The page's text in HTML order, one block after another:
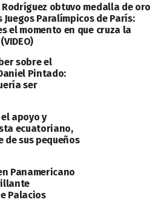
Rodríguez obtuvo medalla de oro
Juegos Paralímpicos de París:
el momento en que cruza la
sobre el
Pintado:
ser
el apoyo y
ecuatoriano,
de sus pequeños
Panamericano
Palacios